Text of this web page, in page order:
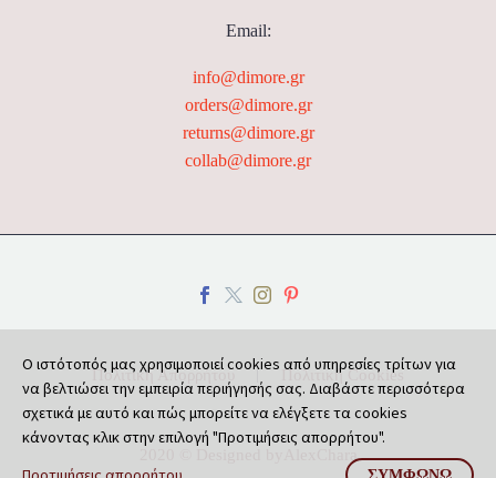
Email:
info@dimore.gr
orders@dimore.gr
returns@dimore.gr
collab@dimore.gr
Πολιτική Απορρήτου Πολιτική Cookies
AlexChara
Ο ιστότοπός μας χρησιμοποιεί cookies από υπηρεσίες τρίτων για
να βελτιώσει την εμπειρία περιήγησής σας. Διαβάστε περισσότερα
σχετικά με αυτό και πώς μπορείτε να ελέγξετε τα cookies
κάνοντας κλικ στην επιλογή "Προτιμήσεις απορρήτου".